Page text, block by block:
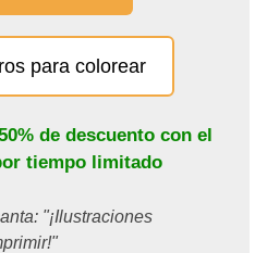
para colorear
de descuento con el
tiempo limitado
"¡Ilustraciones